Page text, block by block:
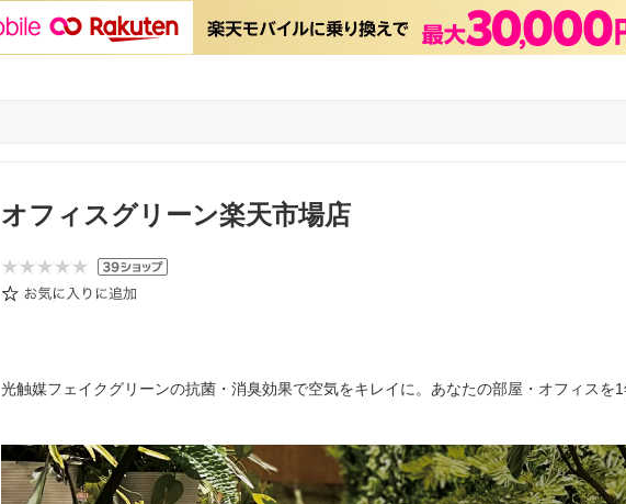
オフィスグリーン楽天市場店
光触媒フェイクグリーンの抗菌・消臭効果で空気をキレイに。あなたの部屋・オフィスを1